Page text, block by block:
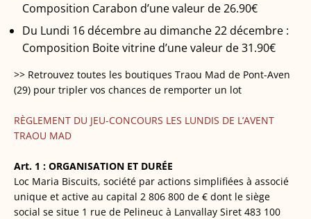
Composition Carabon d’une valeur de 26.90€
Du Lundi 16 décembre au dimanche 22 décembre :
Composition Boite vitrine d’une valeur de 31.90€
>> Retrouvez toutes les boutiques Traou Mad de Pont-Aven
(29) pour tripler vos chances de remporter un lot
RÈGLEMENT DU JEU-CONCOURS LES LUNDIS DE L’AVENT
TRAOU MAD
Art. 1 : ORGANISATION ET DURÉE
Loc Maria Biscuits, société par actions simplifiées à associé
unique et active au capital 2 806 800 de € dont le siège
social se situe 1 rue de Pelineuc à Lanvallay Siret 483 100